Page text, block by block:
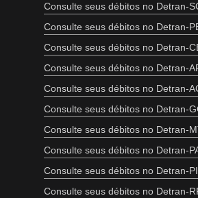
Consulte seus débitos no Detran-
Consulte seus débitos no Detran-
Consulte seus débitos no Detran-
Consulte seus débitos no Detran-
Consulte seus débitos no Detran-
Consulte seus débitos no Detran-
Consulte seus débitos no Detran-
Consulte seus débitos no Detran-
Consulte seus débitos no Detran-PI
Consulte seus débitos no Detran-